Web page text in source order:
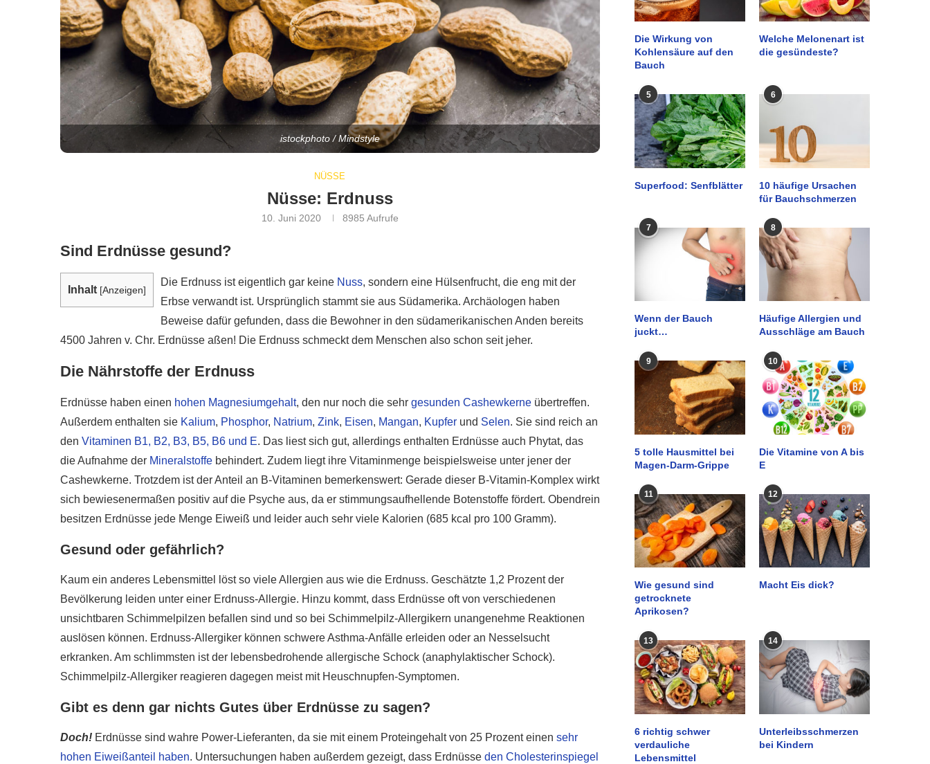
istockphoto / Mindstyle
NÜSSE
Nüsse: Erdnuss
10. Juni 2020 8985 Aufrufe
Sind Erdnüsse gesund?
Inhalt [Anzeigen]
Die Erdnuss ist eigentlich gar keine Nuss, sondern eine Hülsenfrucht, die eng mit der
Erbse verwandt ist. Ursprünglich stammt sie aus Südamerika. Archäologen haben
Beweise dafür gefunden, dass die Bewohner in den südamerikanischen Anden bereits
4500 Jahren v. Chr. Erdnüsse aßen! Die Erdnuss schmeckt dem Menschen also schon seit jeher.
Die Nährstoffe der Erdnuss
Erdnüsse haben einen hohen Magnesiumgehalt, den nur noch die sehr gesunden Cashewkerne übertreffen.
Außerdem enthalten sie Kalium, Phosphor, Natrium, Zink, Eisen, Mangan, Kupfer und Selen. Sie sind reich an
den Vitaminen B1, B2, B3, B5, B6 und E. Das liest sich gut, allerdings enthalten Erdnüsse auch Phytat, das
die Aufnahme der Mineralstoffe behindert. Zudem liegt ihre Vitaminmenge beispielsweise unter jener der
Cashewkerne. Trotzdem ist der Anteil an B-Vitaminen bemerkenswert: Gerade dieser B-Vitamin-Komplex wirkt
sich bewiesenermaßen positiv auf die Psyche aus, da er stimmungsaufhellende Botenstoffe fördert. Obendrein
besitzen Erdnüsse jede Menge Eiweiß und leider auch sehr viele Kalorien (685 kcal pro 100 Gramm).
Gesund oder gefährlich?
Kaum ein anderes Lebensmittel löst so viele Allergien aus wie die Erdnuss. Geschätzte 1,2 Prozent der
Bevölkerung leiden unter einer Erdnuss-Allergie. Hinzu kommt, dass Erdnüsse oft von verschiedenen
unsichtbaren Schimmelpilzen befallen sind und so bei Schimmelpilz-Allergikern unangenehme Reaktionen
auslösen können. Erdnuss-Allergiker können schwere Asthma-Anfälle erleiden oder an Nesselsucht
erkranken. Am schlimmsten ist der lebensbedrohende allergische Schock (anaphylaktischer Schock).
Schimmelpilz-Allergiker reagieren dagegen meist mit Heuschnupfen-Symptomen.
Gibt es denn gar nichts Gutes über Erdnüsse zu sagen?
Doch! Erdnüsse sind wahre Power-Lieferanten, da sie mit einem Proteingehalt von 25 Prozent einen sehr
hohen Eiweißanteil haben. Untersuchungen haben außerdem gezeigt, dass Erdnüsse den Cholesterinspiegel
Die Wirkung von
Kohlensäure auf den
Bauch
Welche Melonenart ist
die gesündeste?
5
Superfood: Senfblätter
6
10 häufige Ursachen
für Bauchschmerzen
7
Wenn der Bauch
juckt…
8
Häufige Allergien und
Ausschläge am Bauch
9
5 tolle Hausmittel bei
Magen-Darm-Grippe
10
Die Vitamine von A bis
E
11
Wie gesund sind
getrocknete
Aprikosen?
12
Macht Eis dick?
13
6 richtig schwer
verdauliche
Lebensmittel
14
Unterleibsschmerzen
bei Kindern